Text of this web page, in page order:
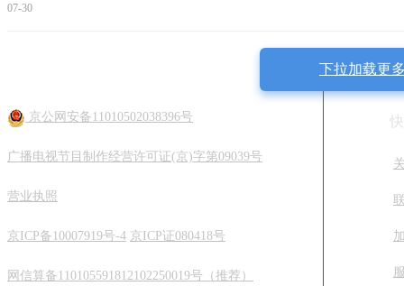
07-30
下拉加载更
部分拆解
京公网安备11010502038396号
广播电视节目制作经营许可证(京)字第09039号
营业执照
京ICP备10007919号-4 京ICP证080418号
网信算备110105591812102250019号（推荐）